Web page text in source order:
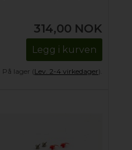
314,00 NOK
Legg i kurven
På lager (Lev. 2-4 virkedager).